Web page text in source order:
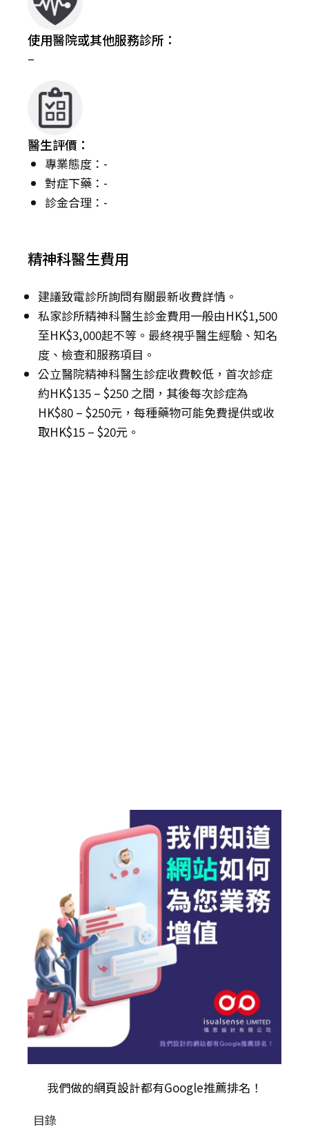
使用醫院或其他服務診所：
–
醫生評價：
專業態度：-
對症下藥：-
診金合理：-
精神科醫生費用
建議致電診所詢問有關最新收費詳情。
私家診所精神科醫生診金費用一般由HK$1,500
至HK$3,000起不等。最終視乎醫生經驗、知名
度、檢查和服務項目。
公立醫院精神科醫生診症收費較低，首次診症
約HK$135 – $250 之間，其後每次診症為
HK$80 – $250元，每種藥物可能免費提供或收
取HK$15 – $20元。
我們做的網頁設計都有Google推薦排名！
目錄